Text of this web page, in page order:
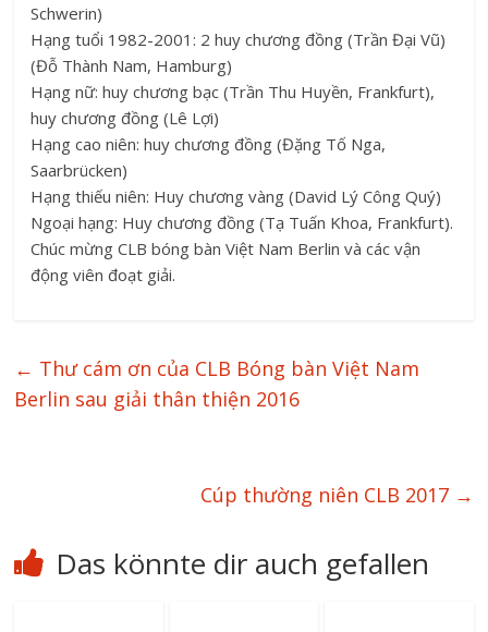
Schwerin)
Hạng tuổi 1982-2001: 2 huy chương đồng (Trần Đại Vũ)
(Đỗ Thành Nam, Hamburg)
Hạng nữ: huy chương bạc (Trần Thu Huyền, Frankfurt),
huy chương đồng (Lê Lợi)
Hạng cao niên: huy chương đồng (Đặng Tố Nga,
Saarbrücken)
Hạng thiếu niên: Huy chương vàng (David Lý Công Quý)
Ngoại hạng: Huy chương đồng (Tạ Tuấn Khoa, Frankfurt).
Chúc mừng CLB bóng bàn Việt Nam Berlin và các vận
động viên đoạt giải.
← Thư cám ơn của CLB Bóng bàn Việt Nam
Berlin sau giải thân thiện 2016
Cúp thường niên CLB 2017 →
Das könnte dir auch gefallen